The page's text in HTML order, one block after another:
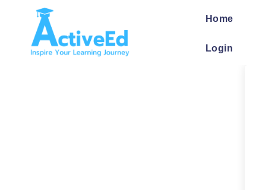
content
Home
Login